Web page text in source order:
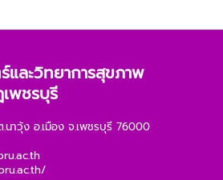
ละวิทยาการสุขภาพ
พชรบุรี
าวุ้ง อ.เมือง จ.เพชรบุรี 76000